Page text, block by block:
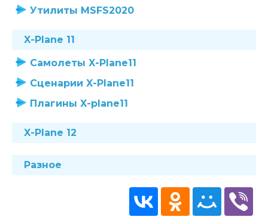
Утилиты MSFS2020
X-Plane 11
Самолеты X-Plane11
Сценарии X-Plane11
Плагины X-plane11
X-Plane 12
Разное